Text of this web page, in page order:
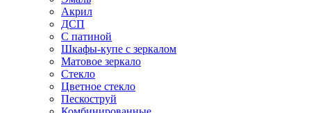
Акрил
ДСП
С патиной
Шкафы-купе с зеркалом
Матовое зеркало
Стекло
Цветное стекло
Пескоструй